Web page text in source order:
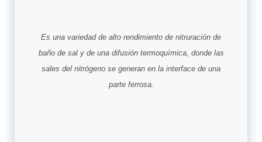
Es una variedad de alto rendimiento de nitruración de
baño de sal y de una difusión termoquímica, donde las
sales del nitrógeno se generan en la interface de una
parte ferrosa.